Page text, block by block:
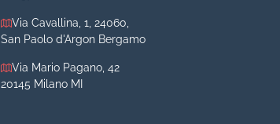
Via Cavallina, 1, 24060,
San Paolo d'Argon Bergamo
Via Mario Pagano, 42
20145 Milano MI